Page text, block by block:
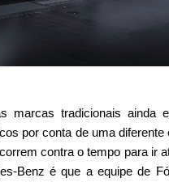
marcas tradicionais ainda
por conta de uma
contra o tempo para ir
Benz é que a equipe de